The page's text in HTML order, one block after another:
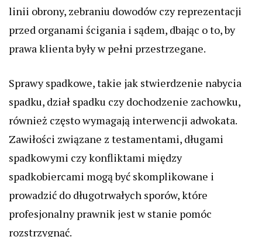
linii obrony, zebraniu dowodów czy reprezentacji
przed organami ścigania i sądem, dbając o to, by
prawa klienta były w pełni przestrzegane.
Sprawy spadkowe, takie jak stwierdzenie nabycia
spadku, dział spadku czy dochodzenie zachowku,
również często wymagają interwencji adwokata.
Zawiłości związane z testamentami, długami
spadkowymi czy konfliktami między
spadkobiercami mogą być skomplikowane i
prowadzić do długotrwałych sporów, które
profesjonalny prawnik jest w stanie pomóc
rozstrzygnąć.